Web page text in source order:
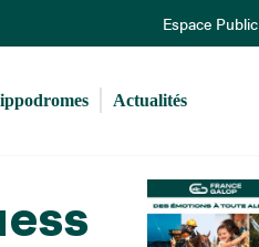
Espace Public
Actualités